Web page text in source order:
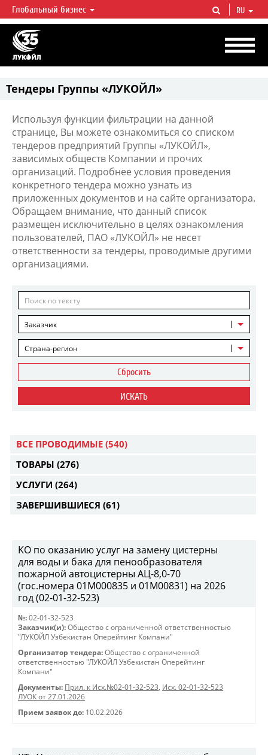
ЛУКОЙЛ СЕГОДНЯ
ЛУКОЙЛ — одна из крупнейших вертикально интегрированных
нефтегазовых компаний в мире, на долю которой приходится более 2%
мировой добычи нефти и около 1% доказанных запасов углеводородов.
Глобальный бизнес RU
Тендеры Группы «ЛУКОЙЛ»
Используя функции фильтрации на данной
странице, Вы можете ознакомиться со списком
тендеров предприятий Группы «ЛУКОЙЛ»,
зависимых обществ Компании и прочих
организаций. Подробнее условия проведения
конкретного тендера можно узнать из
приложенных документов и на сайте организатора.
Обращаем внимание, что данный список
размещен исключительно в целях ознакомления
пользователей, ПАО «ЛУКОЙЛ» не несет
ответственности за тендеры, проводимые другими
организациями.
Заказчик
Страна-регион
Сбросить
ИСКАТЬ
ВСЕ ПРОВОДИМЫЕ (540)
ТОВАРЫ (276)
УСЛУГИ (264)
ЗАВЕРШИВШИЕСЯ (61)
KO по оказанию услуг на замену цистерны
для воды и бака для пенообразователя
пожарной автоцистерны АЦ-8,0-70
(гос.номера 01М000835 и 01М00831) на 2026
год (02-01-32-523)
№: 02-01-32-523
Заказчик(и): Общество с ограниченной ответственностью
"ЛУКОЙЛ Узбекистан Оперейтинг Компани"
Организатор тендера: Общество с ограниченной
ответственностью "ЛУКОЙЛ Узбекистан Оперейтинг
Компани"
Документы: Прил. к Исх.№02-01-32-523, Исх. 02-01-32-523
ЛУОК от 27.01.2026
Прием заявок до: 10.02.2026